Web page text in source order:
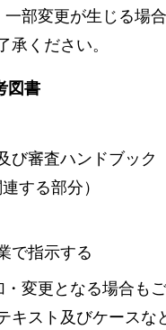
部変更が生じる場
承ください。
図書
び審査ハンドブック
する部分）
で指示する
変更となる場合も
キスト及びケースな